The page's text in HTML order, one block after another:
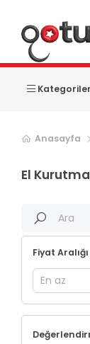
Kategoriler
Anasayfa
El
Fiyat Aralığı